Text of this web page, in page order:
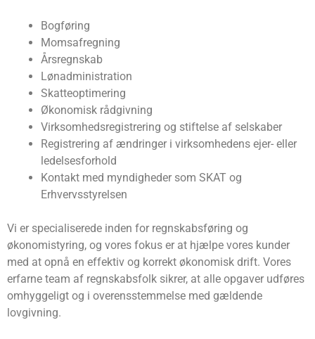
Bogføring
Momsafregning
Årsregnskab
Lønadministration
Skatteoptimering
Økonomisk rådgivning
Virksomhedsregistrering og stiftelse af selskaber
Registrering af ændringer i virksomhedens ejer- eller
ledelsesforhold
Kontakt med myndigheder som SKAT og
Erhvervsstyrelsen
Vi er specialiserede inden for regnskabsføring og
økonomistyring, og vores fokus er at hjælpe vores kunder
med at opnå en effektiv og korrekt økonomisk drift. Vores
erfarne team af regnskabsfolk sikrer, at alle opgaver udføres
omhyggeligt og i overensstemmelse med gældende
lovgivning.